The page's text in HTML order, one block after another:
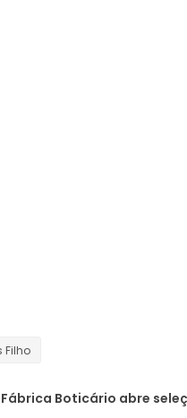
Filho
Fábrica Boticário abre